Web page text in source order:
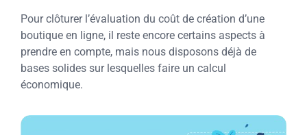
Pour clôturer l’évaluation du coût de création d’une
boutique en ligne, il reste encore certains aspects à
prendre en compte, mais nous disposons déjà de
bases solides sur lesquelles faire un calcul
économique.